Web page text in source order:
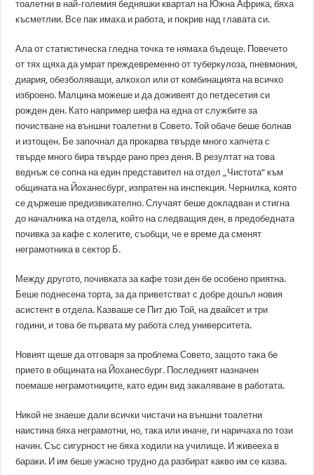
тоалетни в най-големия бедняшки квартал на Южна Африка, бяха
късметлии. Все пак имаха и работа, и покрив над главата си.
Ала от статистическа гледна точка те нямаха бъдеще. Повечето
от тях щяха да умрат преждевременно от туберкулоза, пневмония,
диария, обезболяващи, алкохол или от комбинацията на всичко
изброено. Малцина можеше и да доживеят до петдесетия си
рожден ден. Като например шефа на една от службите за
почистване на външни тоалетни в Совето. Той обаче беше болнав
и изтощен. Бе започнал да прокарва твърде много хапчета с
твърде много бира твърде рано през деня. В резултат на това
веднъж се сопна на един представител на отдел „Чистота“ към
общината на Йоханесбург, изпратен на инспекция. Чернилка, която
се държеше предизвикателно. Случаят беше докладван и стигна
до началника на отдела, който на следващия ден, в предобедната
почивка за кафе с колегите, съобщи, че е време да сменят
неграмотника в сектор Б.
Между другото, почивката за кафе този ден бе особено приятна.
Беше поднесена торта, за да приветстват с добре дошъл новия
асистент в отдела. Казваше се Пит дю Той, на двайсет и три
години, и това бе първата му работа след университета.
Новият щеше да отговаря за проблема Совето, защото така бе
прието в общината на Йоханесбург. Последният назначен
поемаше неграмотниците, като един вид закаляване в работата.
Никой не знаеше дали всички чистачи на външни тоалетни
наистина бяха неграмотни, но, така или иначе, ги наричаха по този
начин. Със сигурност не бяха ходили на училище. И живееха в
бараки. И им беше ужасно трудно да разбират какво им се казва.